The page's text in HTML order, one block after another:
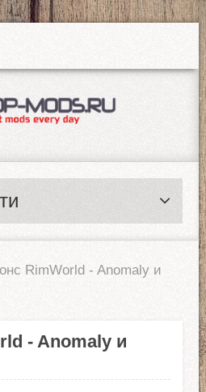
RimWorld - Anomaly и
- Anomaly и